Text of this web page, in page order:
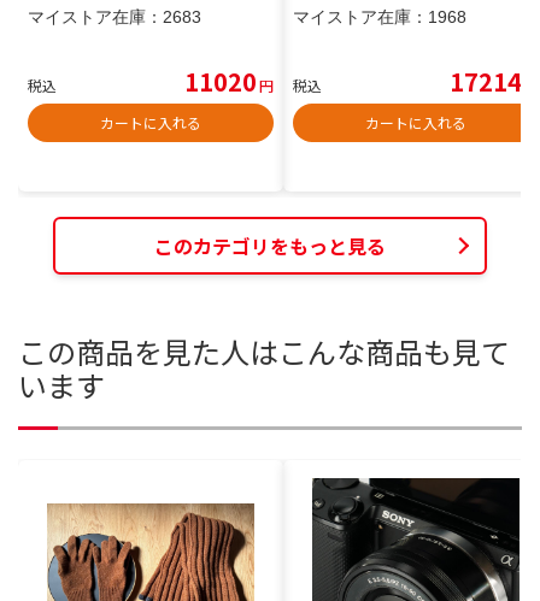
マイストア在庫： 2683
税込 11020円
カートに入れる
マイストア在庫： 1968
税込 17214
カートに入れる
このカテゴリをもっと見る
この商品を見た人はこんな商品も見て
います